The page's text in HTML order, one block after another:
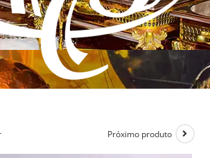
Próximo produto